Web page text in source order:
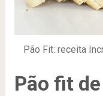
Pão Fit: receita
Pão fit